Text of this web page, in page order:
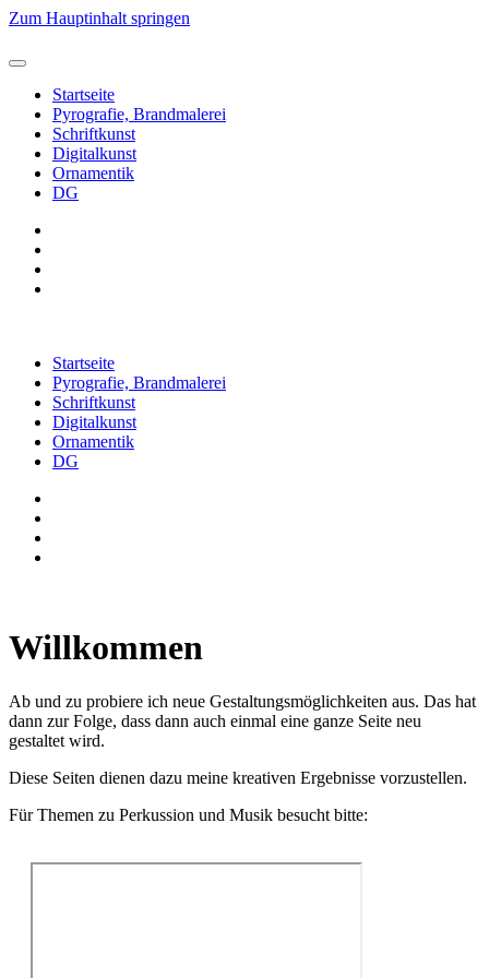
Zum Hauptinhalt springen
Startseite
Pyrografie, Brandmalerei
Schriftkunst
Digitalkunst
Ornamentik
DG
Startseite
Pyrografie, Brandmalerei
Schriftkunst
Digitalkunst
Ornamentik
DG
Willkommen
Ab und zu probiere ich neue Gestaltungsmöglichkeiten aus. Das hat
dann zur Folge, dass dann auch einmal eine ganze Seite neu
gestaltet wird.
Diese Seiten dienen dazu meine kreativen Ergebnisse vorzustellen.
Für Themen zu Perkussion und Musik besucht bitte: